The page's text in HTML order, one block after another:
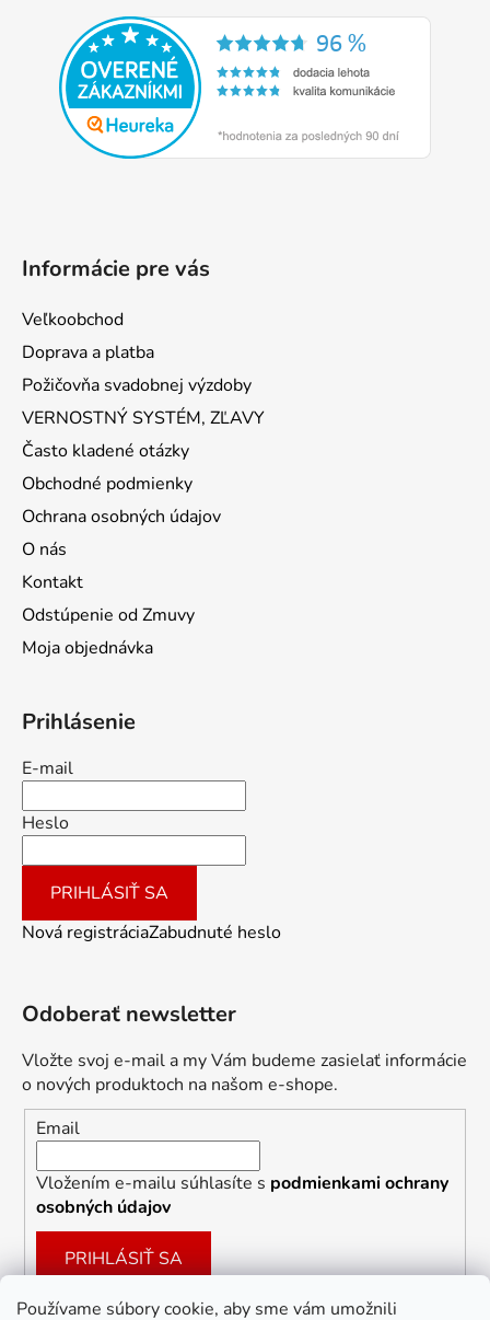
Používame súbory cookie, aby sme vám umožnili
i
s
u
Informácie pre vás
Veľkoobchod
Doprava a platba
Požičovňa svadobnej výzdoby
VERNOSTNÝ SYSTÉM, ZĽAVY
Často kladené otázky
Obchodné podmienky
Ochrana osobných údajov
O nás
Kontakt
Odstúpenie od Zmuvy
Moja objednávka
Prihlásenie
E-mail
Heslo
PRIHLÁSIŤ SA
Nová registráciaZabudnuté heslo
Odoberať newsletter
Vložte svoj e-mail a my Vám budeme zasielať informácie
o nových produktoch na našom e-shope.
Email
Vložením e-mailu súhlasíte s podmienkami ochrany
osobných údajov
PRIHLÁSIŤ SA